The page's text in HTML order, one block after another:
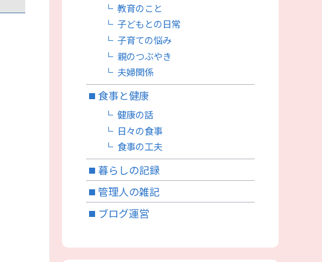
教育のこと
子どもとの日常
子育ての悩み
親のつぶやき
夫婦関係
食事と健康
健康の話
日々の食事
食事の工夫
暮らしの記録
管理人の雑記
ブログ運営